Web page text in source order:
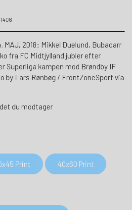
MAJ, 2018: Mikkel Duelund, Bubacarr
fra FC Midtjylland jubler efter
Superliga kampen mod Brøndby IF
by Lars Rønbøg / FrontZoneSport via
du modtager
Print 40x60 Print